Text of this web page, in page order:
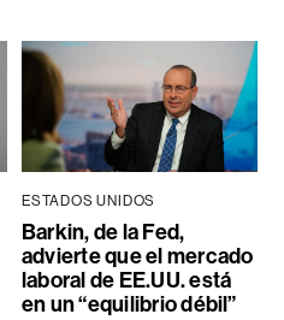
ESTADOS UNIDOS
Barkin, de la Fed,
advierte que el mercado
laboral de EE.UU. está
en un “equilibrio débil”